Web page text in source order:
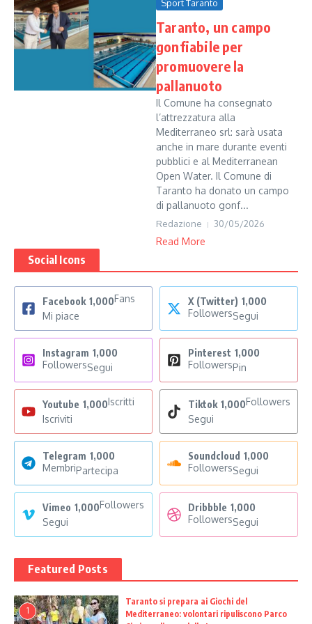
Sport Taranto
Taranto, un campo
gonfiabile per
promuovere la
pallanuoto
Il Comune ha consegnato
l’attrezzatura alla
Mediterraneo srl: sarà usata
anche in mare durante eventi
pubblici e al Mediterranean
Open Water. Il Comune di
Taranto ha donato un campo
di pallanuoto gonf...
Redazione 30/05/2026
Read More
Social Icons
Facebook 1,000Fans
Mi piace
X (Twitter) 1,000
FollowersSegui
Instagram 1,000
FollowersSegui
Pinterest 1,000
FollowersPin
Youtube 1,000Iscritti
Iscriviti
Tiktok 1,000Followers
Segui
Telegram 1,000
MembriPartecipa
Soundcloud 1,000
FollowersSegui
Vimeo 1,000Followers
Segui
Dribbble 1,000
FollowersSegui
Featured Posts
1
Taranto si prepara ai Giochi del
Mediterraneo: volontari ripuliscono Parco